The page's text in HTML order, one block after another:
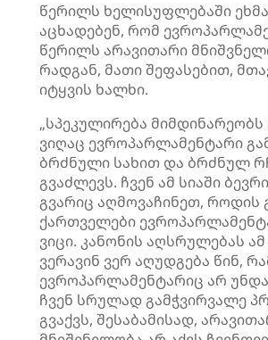
წერილს ხელისუფლებაში
აცხადებენ, რომ
წერილს არავითარი
რადგან, მათი შეფასებით,
იტყვის ხალხი.
„სპეკულირება მიმდინარეობს
ვიღაც ევროპარლამენტარი
ბრძნული სახით და ბრძნულ
გვაძლევს. ჩვენ ამ სიაში
გვარიც აღმოვაჩინეთ, როდის
ქართველები
ვიცი. კანონის აღსრულებას ამ
ვერავინ ვერ აღუდგება წინ,
ევროპარლამენტარიც არ
ჩვენ სრულად გამჭვირვალე
გვაქვს, შესაბამისად,